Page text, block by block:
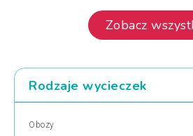
Zobacz
Rodzaje wycieczek
Obozy